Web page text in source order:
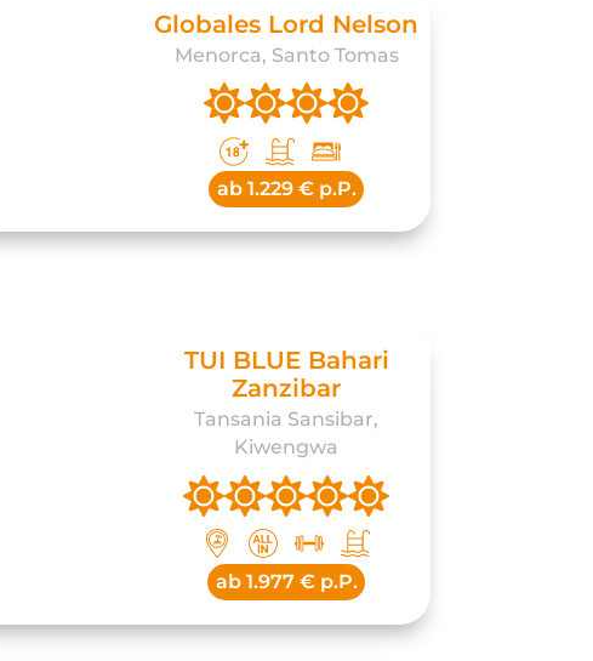
Globales Lord Nelson
Menorca, Santo Tomas
ab 1.229 € p.P.
TUI BLUE Bahari
Zanzibar
Tansania Sansibar,
Kiwengwa
ab 1.977 € p.P.